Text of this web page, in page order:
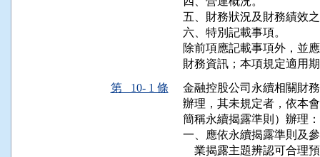
五、財務狀況及財務績效
六、特別記載事項。
除前項應記載事項外，並
財務資訊；本項規定適用
第 10- 1 條
金融控股公司永續相關財
辦理，其未規定者，依本
簡稱永續揭露準則）辦理：
一、應依永續揭露準則及
業揭露主題辨認可合